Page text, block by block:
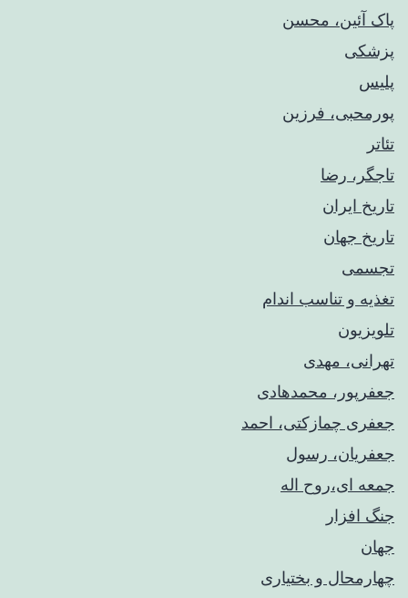
پاک آئین، محسن
پزشکی
پلیس
پورمحبی، فرزین
تئاتر
تاجگر، رضا
تاریخ ایران
تاریخ جهان
تجسمی
تغذیه و تناسب اندام
تلویزیون
تهرانی، مهدی
جعفرپور، محمدهادی
جعفری چمازکتی، احمد
جعفریان، رسول
جمعه ای،روح اله
جنگ افزار
جهان
چهارمحال و بختیاری